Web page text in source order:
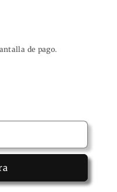
de pago.